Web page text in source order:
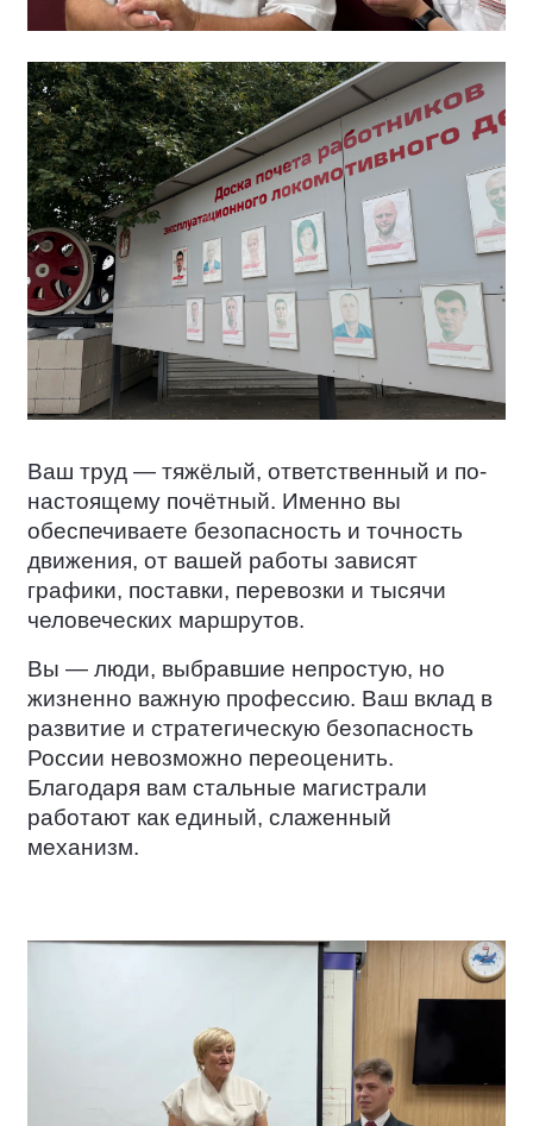
Ваш труд — тяжёлый, ответственный и по-
настоящему почётный. Именно вы
обеспечиваете безопасность и точность
движения, от вашей работы зависят
графики, поставки, перевозки и тысячи
человеческих маршрутов.
Вы — люди, выбравшие непростую, но
жизненно важную профессию. Ваш вклад в
развитие и стратегическую безопасность
России невозможно переоценить.
Благодаря вам стальные магистрали
работают как единый, слаженный
механизм.